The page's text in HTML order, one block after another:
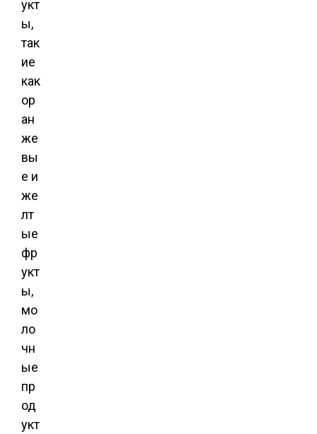
укт
ы,
так
ие
как
ор
ан
же
вы
е и
же
лт
ые
фр
укт
ы,
мо
ло
чн
ые
пр
од
укт